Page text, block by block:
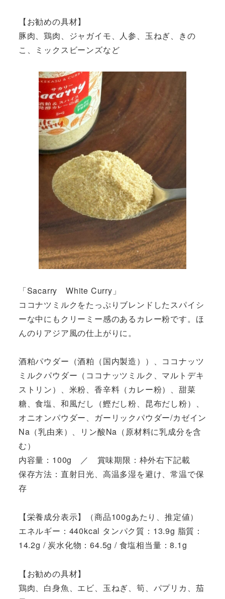
【お勧めの具材】
豚肉、鶏肉、ジャガイモ、人参、玉ねぎ、きの
こ、ミックスビーンズなど
「Sacarry White Curry」
ココナツミルクをたっぷりブレンドしたスパイシ
ーな中にもクリーミー感のあるカレー粉です。ほ
んのりアジア風の仕上がりに。
酒粕パウダー（酒粕（国内製造））、ココナッツ
ミルクパウダー（ココナッツミルク、マルトデキ
ストリン）、米粉、香辛料（カレー粉）、甜菜
糖、食塩、和風だし（鰹だし粉、昆布だし粉）、
オニオンパウダー、ガーリックパウダー/カゼイン
Na（乳由来）、リン酸Na（原材料に乳成分を含
む）
内容量：100g ／ 賞味期限：枠外右下記載
保存方法：直射日光、高温多湿を避け、常温で保
存
【栄養成分表示】（商品100gあたり、推定値）
エネルギー：440kcal タンパク質：13.9g 脂質：
14.2g / 炭水化物：64.5g / 食塩相当量：8.1g
【お勧めの具材】
鶏肉、白身魚、エビ、玉ねぎ、筍、パプリカ、茄